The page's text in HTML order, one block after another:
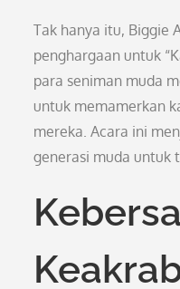
Tak hanya itu, Biggie
penghargaan untuk
para seniman muda
untuk memamerkan
mereka. Acara ini
generasi muda untuk